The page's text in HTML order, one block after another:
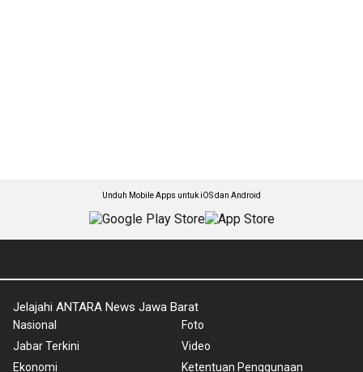
Unduh Mobile Apps untuk iOS dan Android
Jelajahi ANTARA News Jawa Barat
Nasional
Jabar Terkini
Ekonomi
Foto
Video
Ketentuan Penggunaan